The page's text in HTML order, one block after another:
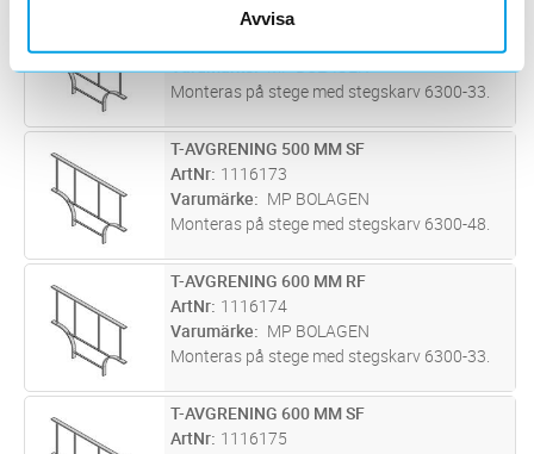
Avvisa
Lägg i kundvagn
T-AVGRENING 500 MM RF
Varumärke MP BOLAGEN
Monteras på stege med stegskarv 6300-33.
ST Lägg i kundvagn
T-AVGRENING 500 MM SF
ArtNr 1116173
Varumärke
MP BOLAGEN
Monteras på stege med stegskarv 6300-48.
ST Lägg i kundvagn
T-AVGRENING 600 MM RF
ArtNr 1116174
Varumärke
MP BOLAGEN
Monteras på stege med stegskarv 6300-33.
ST Lägg i kundvagn
T-AVGRENING 600 MM SF
ArtNr 1116175